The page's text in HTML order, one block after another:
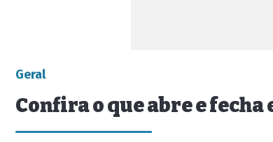
Geral
Confira o que abre e